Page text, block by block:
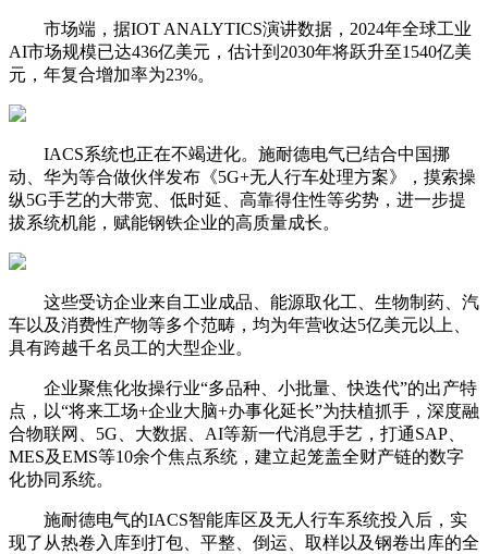
市场端，据IOT ANALYTICS演讲数据，2024年全球工业
AI市场规模已达436亿美元，估计到2030年将跃升至1540亿美
元，年复合增加率为23%。
IACS系统也正在不竭进化。施耐德电气已结合中国挪
动、华为等合做伙伴发布《5G+无人行车处理方案》，摸索操
纵5G手艺的大带宽、低时延、高靠得住性等劣势，进一步提
拔系统机能，赋能钢铁企业的高质量成长。
这些受访企业来自工业成品、能源取化工、生物制药、汽
车以及消费性产物等多个范畴，均为年营收达5亿美元以上、
具有跨越千名员工的大型企业。
企业聚焦化妆操行业“多品种、小批量、快迭代”的出产特
点，以“将来工场+企业大脑+办事化延长”为扶植抓手，深度融
合物联网、5G、大数据、AI等新一代消息手艺，打通SAP、
MES及EMS等10余个焦点系统，建立起笼盖全财产链的数字
化协同系统。
施耐德电气的IACS智能库区及无人行车系统投入后，实
现了从热卷入库到打包、平整、倒运、取样以及钢卷出库的全